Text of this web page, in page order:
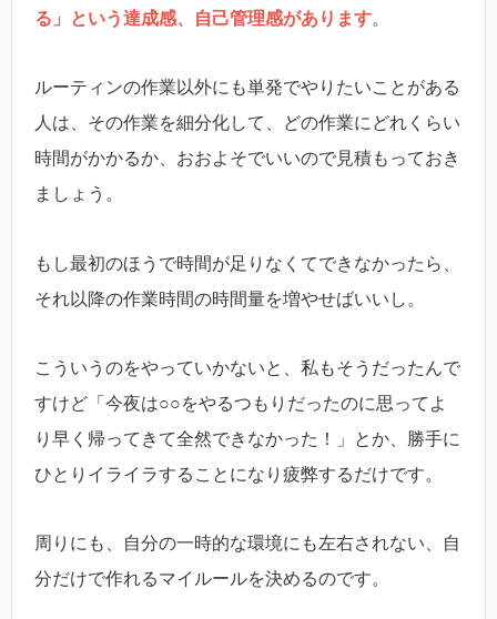
る」という達成感、自己管理感があります。
ルーティンの作業以外にも単発でやりたいことがある
人は、その作業を細分化して、どの作業にどれくらい
時間がかかるか、おおよそでいいので見積もっておき
ましょう。
もし最初のほうで時間が足りなくてできなかったら、
それ以降の作業時間の時間量を増やせばいいし。
こういうのをやっていかないと、私もそうだったんで
すけど「今夜は○○をやるつもりだったのに思ってよ
り早く帰ってきて全然できなかった！」とか、勝手に
ひとりイライラすることになり疲弊するだけです。
周りにも、自分の一時的な環境にも左右されない、自
分だけで作れるマイルールを決めるのです。